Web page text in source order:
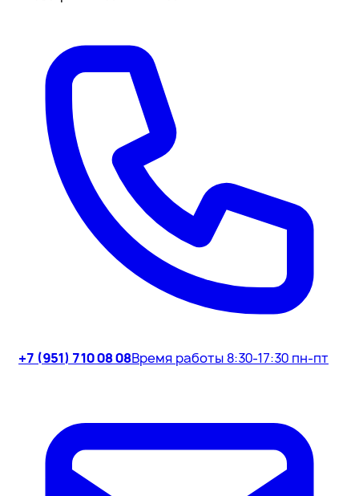
+7 (951) 710 08 08Время работы 8:30-17:30 пн-пт